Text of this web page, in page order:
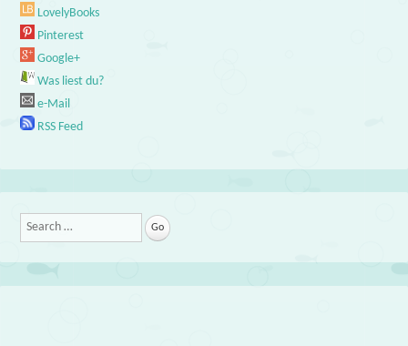
LovelyBooks
Pinterest
Google+
Was liest du?
e-Mail
RSS Feed
Search